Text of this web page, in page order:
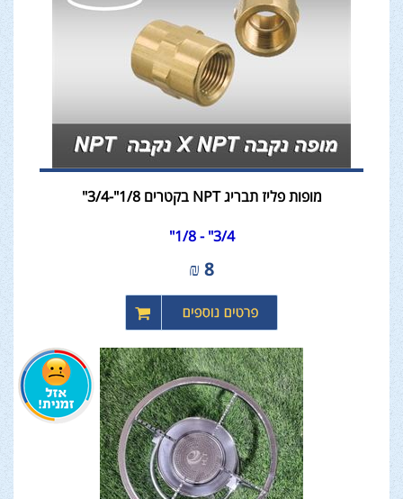
מופות פליז תבריג NPT בקטרים 1/8"-3/4"
3/4" - 1/8"
8
₪